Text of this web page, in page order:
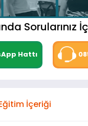
Sorularınız
Hattı
İçeriği